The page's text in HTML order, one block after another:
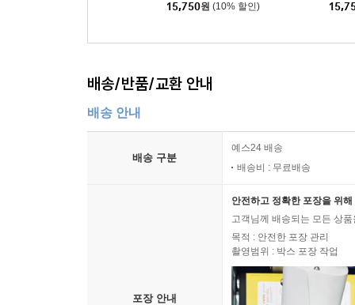
15,750원 (10% 할인)
배송/반품/교환 안내
배송 안내
배송 구분
예스24 배송
배송비 : 무료배송
포장 안내
안전하고 정확한 포장을 위
고객님께 배송되는 모든 상
목적 : 안전한 포장 관리
촬영범위 : 박스 포장 작업